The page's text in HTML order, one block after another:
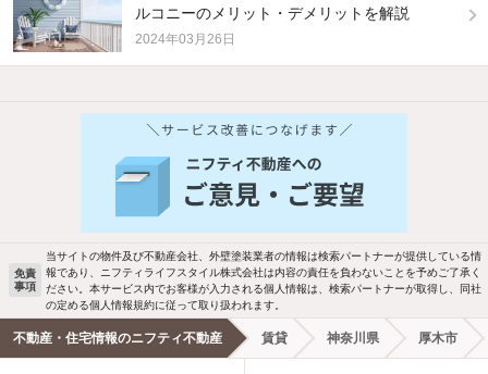
ルコニーのメリット・デメリットを解説
2024年03月26日
免責
事項
当サイトの物件及び不動産会社、外壁塗装業者の情報は検索パートナーが提供している情
報であり、ニフティライフスタイル株式会社は内容の責任を負わないことを予めご了承く
ださい。本サービス内でお客様が入力される個人情報は、検索パートナーが取得し、同社
の定める個人情報規約に従って取り扱われます。
不動産・住宅情報のニフティ不動産 賃貸 神奈川県 厚木市